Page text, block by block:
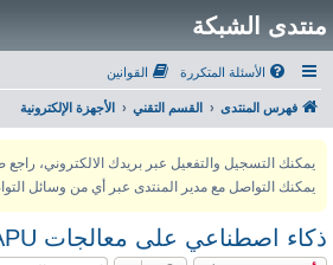
منتدى الشبكة
الأسئلة المتكررة القوانين
فهرس المنتدى القسم التقني الأجهزة الإلكترونية
يمكنك التواصل مع مدير المنتدى عبر أي من وسائل
ذكاء اصطناعي على معالجات APU